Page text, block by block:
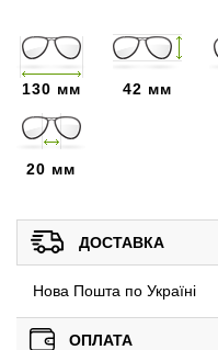
130 мм 42 мм
20 мм
ДОСТАВКА
Нова Пошта по Україні
ОПЛАТА